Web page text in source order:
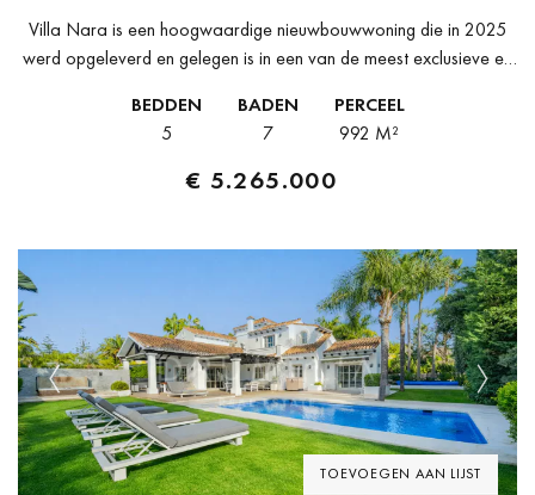
Villa Nara is een hoogwaardige nieuwbouwwoning die in 2025
werd opgeleverd en gelegen is in een van de meest exclusieve en
Andalucía....
BEDDEN
5
BADEN
7
PERCEEL
992 M²
€ 5.265.000
TOEVOEGEN AAN LIJST
Previous Next